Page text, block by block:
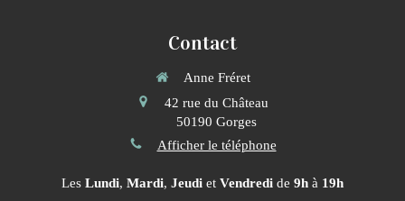
Contact
Anne Fréret
42 rue du Château
50190 Gorges
Afficher le téléphone
Les Lundi, Mardi, Jeudi et Vendredi de 9h à 19h